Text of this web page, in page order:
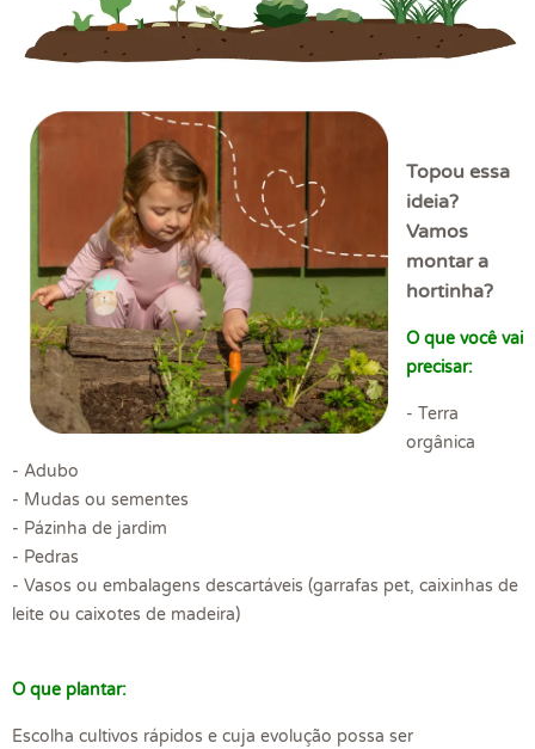
Topou essa
ideia?
Vamos
montar a
hortinha?
O que você vai
precisar:
- Terra
orgânica
- Adubo
- Mudas ou sementes
- Pázinha de jardim
- Pedras
- Vasos ou embalagens descartáveis (garrafas pet, caixinhas de
leite ou caixotes de madeira)
O que plantar:
Escolha cultivos rápidos e cuja evolução possa ser